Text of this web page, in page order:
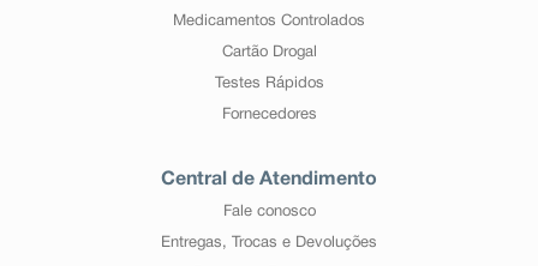
Medicamentos Controlados
Cartão Drogal
Testes Rápidos
Fornecedores
Central de Atendimento
Fale conosco
Entregas, Trocas e Devoluções